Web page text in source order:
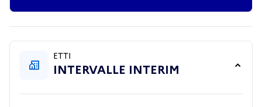
ETTI
INTERVALLE INTERIM